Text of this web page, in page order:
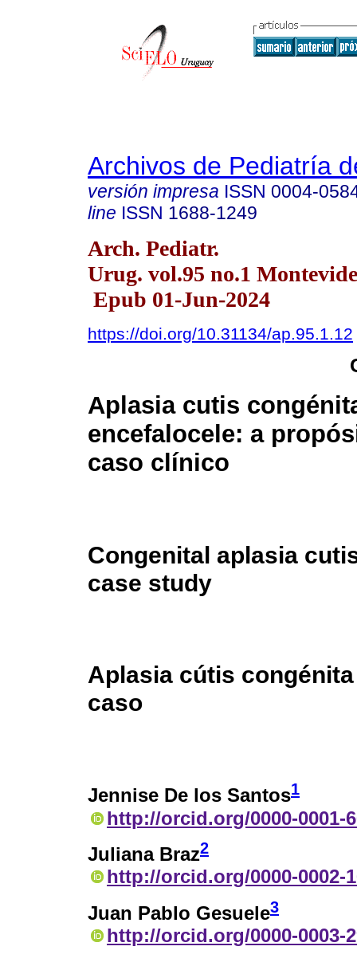
Archivos de Pediatría
versión impresa ISSN 0004-
line ISSN 1688-1249
Arch. Pediatr.
Urug. vol.95 no.1
Epub 01-Jun-2024
https://doi.org/10.31134/ap.95.1.12
Aplasia cutis
encefalocele: a
caso clínico
Congenital aplasia
case study
Aplasia cútis
caso
Jennise De los Santos1
http://orcid.org/0000-0001-
Juliana Braz2
http://orcid.org/0000-0002-
Juan Pablo Gesuele3
http://orcid.org/0000-0003-